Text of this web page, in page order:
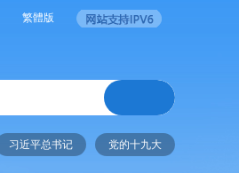
繁體版
习近平总书记 党的十九大